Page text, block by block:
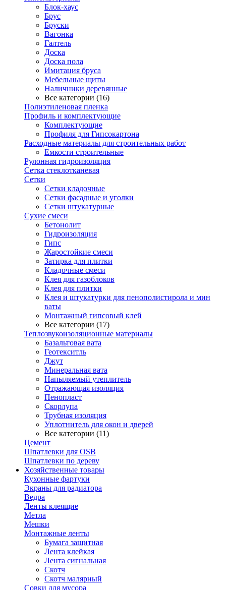
Блок-хаус
Брус
Бруски
Вагонка
Галтель
Доска
Доска пола
Имитация бруса
Мебельные щиты
Наличники деревянные
Все категории (16)
Полиэтиленовая пленка
Профиль и комплектующие
Комплектующие
Профиля для Гипсокартона
Расходные материалы для строительных работ
Емкости строительные
Рулонная гидроизоляция
Сетка стеклотканевая
Сетки
Сетки кладочные
Сетки фасадные и уголки
Сетки штукатурные
Сухие смеси
Бетонолит
Гидроизоляция
Гипс
Жаростойкие смеси
Затирка для плитки
Кладочные смеси
Клея для газоблоков
Клея для плитки
Клея и штукатурки для пенополистирола и мин
ваты
Монтажный гипсовый клей
Все категории (17)
Теплозвукоизоляционные материалы
Базальтовая вата
Геотекситль
Джут
Минеральная вата
Напыляемый утеплитель
Отражающая изоляция
Пенопласт
Скорлупа
Трубная изоляция
Уплотнитель для окон и дверей
Все категории (11)
Цемент
Шпатлевки для OSB
Шпатлевки по дереву
Хозяйственные товары
Кухонные фартуки
Экраны для радиатора
Ведра
Ленты клеящие
Метла
Мешки
Монтажные ленты
Бумага защитная
Лента клейкая
Лента сигнальная
Скотч
Скотч малярный
Совки для мусора